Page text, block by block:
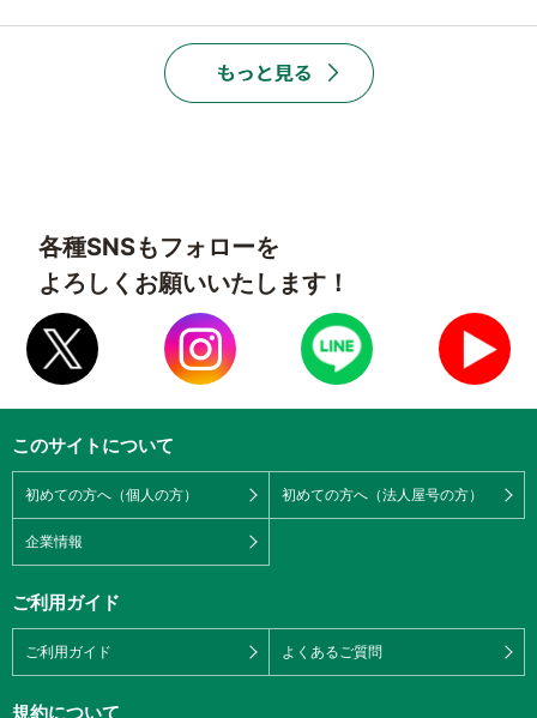
各種SNSもフォローを
よろしくお願いいたします！
このサイトについて
初めての方へ（個人の方） 初めての方へ（法人屋号の方）
企業情報
ご利用ガイド
ご利用ガイド よくあるご質問
規約について